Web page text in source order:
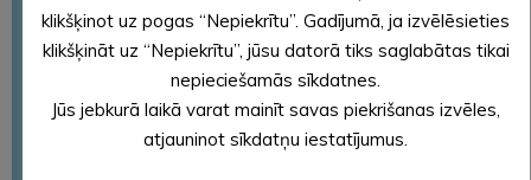
Pirms būvē un atjauno
Normatīvie akti
klikšķinot uz pogas “Nepiekrītu”. Gadījumā, ja izvēlēsieties
klikšķināt uz “Nepiekrītu”, jūsu datorā tiks saglabātas tikai
nepieciešamās sīkdatnes.
Jūs jebkurā laikā varat mainīt savas piekrišanas izvēles,
atjauninot sīkdatņu iestatījumus.